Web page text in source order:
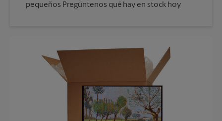
pequeños Pregúntenos qué hay en stock hoy